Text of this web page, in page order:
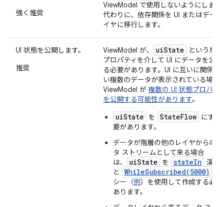
強く推奨
ViewModel で使用しないようにしま
代わりに、依存関係を UI またはデー
イヤに移行します。
UI 状態を公開します。
推奨
ViewModel が、 uiState
という単
プロパティを介して UI にデータを公
る必要があります。UI に互いに関係
い複数のデータが表示されている場
ViewModel が 複数の UI 状態プロパ
を公開する可能性があります。
uiState を StateFlow
にす
要があります。
データが階層の他のレイヤからの
タ ストリームとして来る場合
は、
uiState を stateIn
演
と
WhileSubscribed(5000)
シー（例）を使用して作成する必
あります。